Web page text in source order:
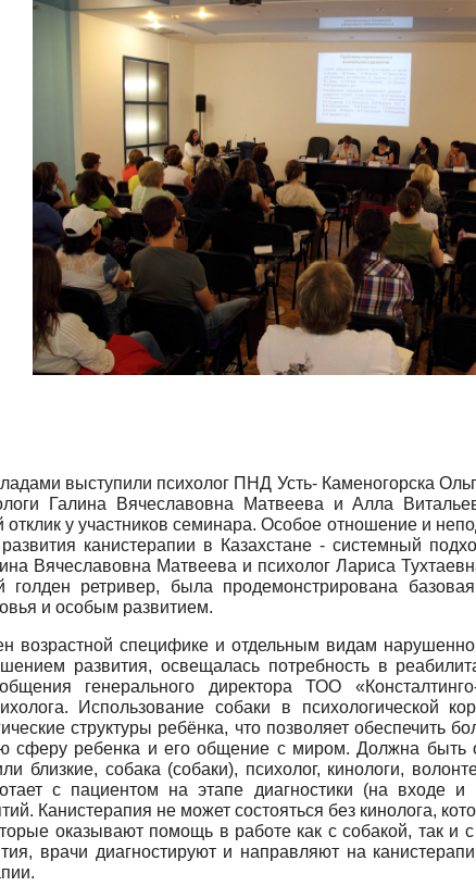
выступили психолог ПНД Усть- Каменогорска
Галина Вячеславовна Матвеева и Алла
у участников семинара. Особое отношение и
канистерапии в Казахстане - системный
Вячеславовна Матвеева и психолог Лариса
голден ретривер, была продемонстрирована
и особым развитием.
специфике и отдельным видам
развития, освещалась потребность в
генерального директора ТОО
Использование собаки в психологической
структуры ребёнка, что позволяет обеспечить
сферу ребенка и его общение с миром. Должна быть
близкие, собака (собаки), психолог, кинологи,
с пациентом на этапе диагностики (на входе
Канистерапия не может состояться без кинолога,
оказывают помощь в работе как с собакой, так
врачи диагностируют и направляют на